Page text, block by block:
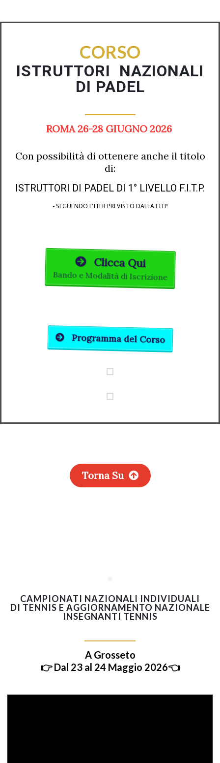
CORSO
ISTRUTTORI NAZIONALI
DI PADEL
ROMA 26-28 GIUGNO 2026
Con possibilità di ottenere anche il titolo
di:
ISTRUTTORI DI PADEL DI 1° LIVELLO F.I.T.P.
- SEGUENDO L'ITER PREVISTO DALLA FITP
Clicca Qui
Bando e Modalità di Iscrizione
Programma del Corso
Torna Su
CAMPIONATI NAZIONALI INDIVIDUALI
DI TENNIS E AGGIORNAMENTO NAZIONALE
INSEGNANTI TENNIS
A Grosseto
👉 Dal 23 al 24 Maggio 2026👈